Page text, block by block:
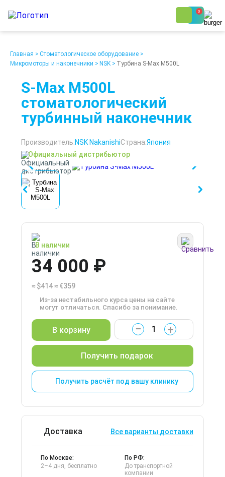
0
Ежедневно с 9:00 до 19:00
О компании
Кредит/Лизинг
Проект клиники
Возврат
Наши клиенты
Контакты
Главная > Стоматологическое оборудование >
Микромоторы и наконечники > NSK > Турбина S-Max M500L
S-Max M500L
стоматологический
турбинный наконечник
Производитель:NSK NakanishiСтрана:Япония
Официальный дистрибьютор
В наличии
34 000 ₽
≈ $414≈ €359
Из-за нестабильного курса цены на сайте
могут отличаться. Спасибо за понимание.
В корзину − +
Получить подарок
Получить расчёт под вашу клинику
Доставка Все варианты доставки
По Москве:
2–4 дня, бесплатно
По РФ:
До транспортной
компании